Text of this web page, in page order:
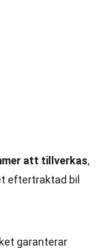
att tillverkas,
eftertraktad bil
garanterar